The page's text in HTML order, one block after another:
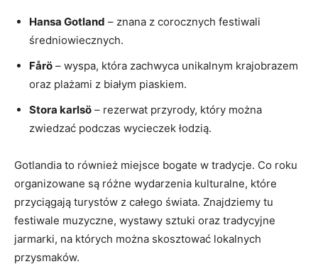
Hansa Gotland – znana z corocznych festiwali
średniowiecznych.
Fårö – wyspa, która zachwyca unikalnym krajobrazem
oraz plażami z białym piaskiem.
Stora karlsö – rezerwat przyrody, który można
zwiedzać podczas wycieczek łodzią.
Gotlandia to również miejsce bogate w tradycje. Co roku
organizowane są różne wydarzenia kulturalne, które
przyciągają turystów z całego świata. Znajdziemy tu
festiwale muzyczne, wystawy sztuki oraz tradycyjne
jarmarki, na których można skosztować lokalnych
przysmaków.